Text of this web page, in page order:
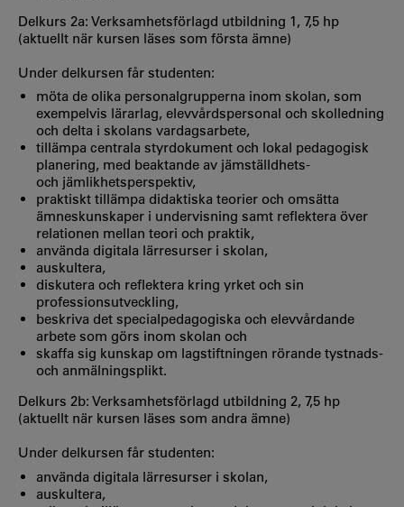
Delkurs 2a: Verksamhetsförlagd utbildning 1, 7,5 hp
(aktuellt när kursen läses som första ämne)
Under delkursen får studenten:
möta de olika personalgrupperna inom skolan, som
exempelvis lärarlag, elevvårdspersonal och skolledning
och delta i skolans vardagsarbete,
tillämpa centrala styrdokument och lokal pedagogisk
planering, med beaktande av jämställdhets-
och jämlikhetsperspektiv,
praktiskt tillämpa didaktiska teorier och omsätta
ämneskunskaper i undervisning samt reflektera över
relationen mellan teori och praktik,
använda digitala lärresurser i skolan,
auskultera,
diskutera och reflektera kring yrket och sin
professionsutveckling,
beskriva det specialpedagogiska och elevvårdande
arbete som görs inom skolan och
skaffa sig kunskap om lagstiftningen rörande tystnads-
och anmälningsplikt.
Delkurs 2b: Verksamhetsförlagd utbildning 2, 7,5 hp
(aktuellt när kursen läses som andra ämne)
Under delkursen får studenten:
använda digitala lärresurser i skolan,
auskultera,